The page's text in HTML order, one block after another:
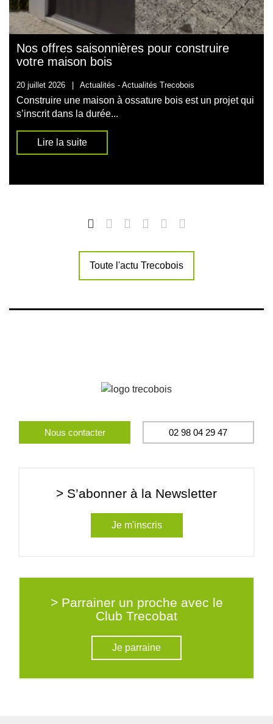
Nos offres saisonnières pour construire
votre maison bois
20 juillet 2026 Actualités - Actualités Trecobois
Construire une maison à ossature bois est un projet qui
s’inscrit dans la durée...
Lire la suite
Toute l'actu Trecobois
Nous contacter 02 98 04 29 47
> S’abonner à la Newsletter
Je m'inscris
> Parrainer un proche avec le
Club Trecobat
Je parraine